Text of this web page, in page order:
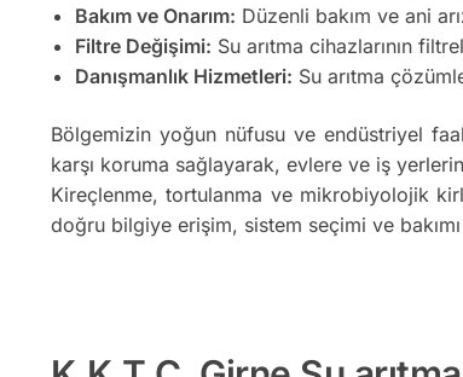
Bakım ve Onarım: Düzenli bakım ve ani
Filtre Değişimi: Su arıtma cihazlarının
Danışmanlık Hizmetleri: Su arıtma
Bölgemizin yoğun nüfusu ve endüstriyel
karşı koruma sağlayarak, evlere ve iş
Kireçlenme, tortulanma ve mikrobiyolojik
doğru bilgiye erişim, sistem seçimi ve